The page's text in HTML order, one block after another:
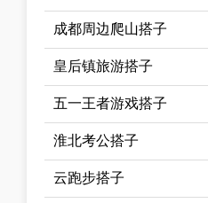
成都周边爬山搭子
皇后镇旅游搭子
五一王者游戏搭子
淮北考公搭子
云跑步搭子